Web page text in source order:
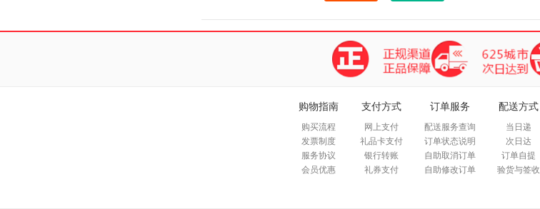
购物指南
购买流程
发票制度
服务协议
会员优惠
支付方式
网上支付
礼品卡支付
银行转账
礼券支付
订单服务
配送服务查询
订单状态说明
自助取消订单
自助修改订单
配送方式
当日递
次日达
订单自提
验货与签收